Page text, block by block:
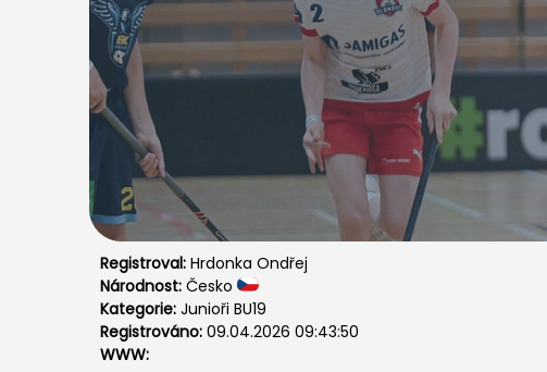
Registroval: Hrdonka Ondřej
Národnost: Česko
Kategorie: Junioři BU19
Registrováno: 09.04.2026 09:43:50
WWW: